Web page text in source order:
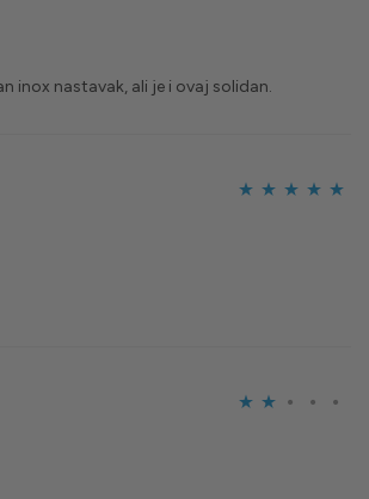
inox nastavak, ali je i ovaj solidan.